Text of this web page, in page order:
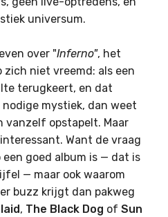
universum.
over "Inferno", het
zich niet vreemd: als een
terugkeert, en dat
mystiek, dan weet
vanzelf opstapelt. Maar
Want de vraag
goed album is — dat is
— maar ook waarom
buzz krijgt dan pakweg
, The Black Dog of Sun